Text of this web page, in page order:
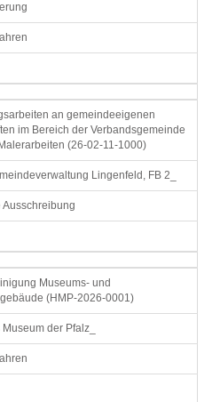
an gemeindeeigenen
im Bereich der Verbandsgemeinde
(26-02-11-1000)
Lingenfeld, FB 2_
Ausschreibung
Museums- und
(HMP-2026-0001)
der Pfalz_